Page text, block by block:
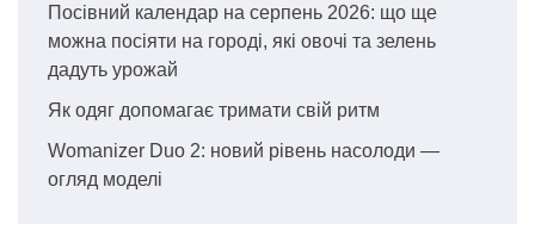
Посівний календар на серпень 2026: що ще
можна посіяти на городі, які овочі та зелень
дадуть урожай
Як одяг допомагає тримати свій ритм
Womanizer Duo 2: новий рівень насолоди —
огляд моделі